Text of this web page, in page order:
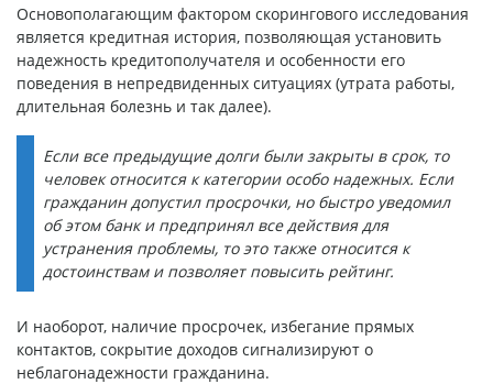
Основополагающим фактором скорингового исследования
является кредитная история, позволяющая установить
надежность кредитополучателя и особенности его
поведения в непредвиденных ситуациях (утрата работы,
длительная болезнь и так далее).
Если все предыдущие долги были закрыты в срок, то
человек относится к категории особо надежных. Если
гражданин допустил просрочки, но быстро уведомил
об этом банк и предпринял все действия для
устранения проблемы, то это также относится к
достоинствам и позволяет повысить рейтинг.
И наоборот, наличие просрочек, избегание прямых
контактов, сокрытие доходов сигнализируют о
неблагонадежности гражданина.